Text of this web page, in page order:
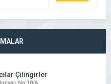
Çilingirler